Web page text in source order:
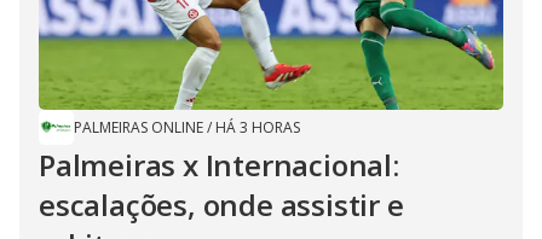
PALMEIRAS ONLINE/ HÁ 3 HORAS
Palmeiras x Internacional:
escalações, onde assistir e